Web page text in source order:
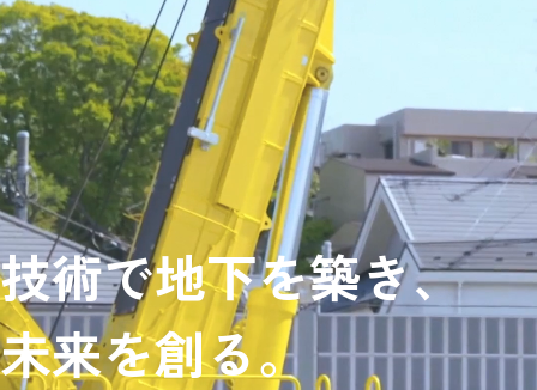
障害撤去
地盤改良
環境対策
地下工事用語集
会社概要・沿革
拠点一覧
成幸利根の強み
成幸利根の仕事
社員インタビュー
成幸利根の企業文化・制度・福利厚生
募集要項（新卒採用）
募集要項（中途採用）
エントリー
お問い合わせ
技術で地下を築き、
未来を創る。